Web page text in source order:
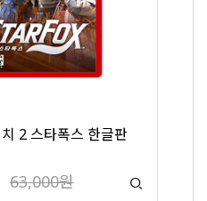
2 스타폭스 한글판
63,000원